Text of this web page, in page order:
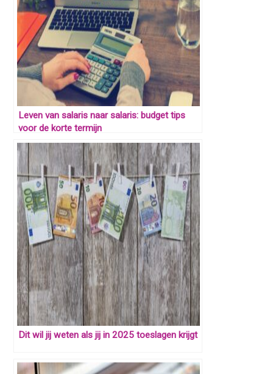
Leven van salaris naar salaris: budget tips
voor de korte termijn
Dit wil jij weten als jij in 2025 toeslagen krijgt